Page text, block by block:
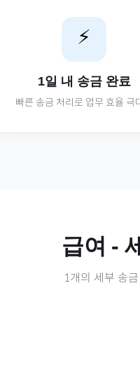
⚡
1일 내 송금 완료
빠른 송금 처리로 업무 효율 극
급여 -
1개의 세부 송